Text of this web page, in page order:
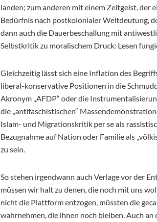
landen; zum anderen mit einem Zeitgeist, der
Bedürfnis nach postkolonialer Weltdeutung,
dann auch die Dauerbeschallung mit
Selbstkritik zu moralischem Druck: Lesen
Gleichzeitig lässt sich eine Inflation des
liberal-konservative Positionen in die
Akronym „AFDP“ oder die
die „antifaschistischen“
Islam- und Migrationskritik per se als
Bezugnahme auf Nation oder Familie als
zu sein.
So stehen irgendwann auch Verlage vor der
müssen wir halt zu denen, die noch mit uns
nicht die Plattform entzogen, müssten die
wahrnehmen, die ihnen noch bleiben. Auch an